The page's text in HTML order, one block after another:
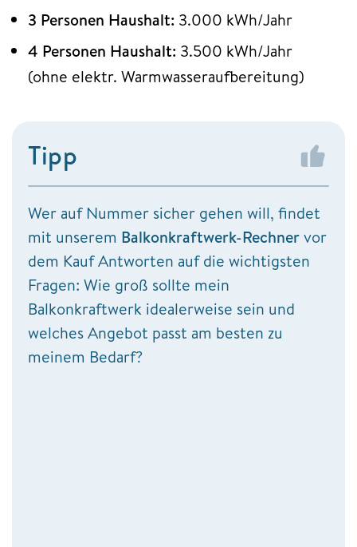
3 Personen Haushalt: 3.000 kWh/Jahr
4 Personen Haushalt: 3.500 kWh/Jahr
(ohne elektr. Warmwasseraufbereitung)
Tipp
Wer auf Nummer sicher gehen will, findet
mit unserem Balkonkraftwerk-Rechnervor
dem Kauf Antworten auf die wichtigsten
Fragen: Wie groß sollte mein
Balkonkraftwerk idealerweise sein und
welches Angebot passt am besten zu
meinem Bedarf?